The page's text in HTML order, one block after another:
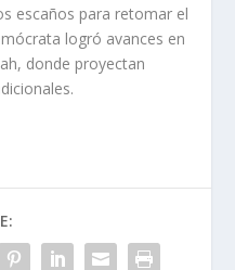
escaños para retomar el
logró avances en
donde proyectan